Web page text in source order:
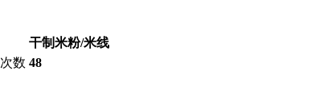
干制米粉/米线
数 48